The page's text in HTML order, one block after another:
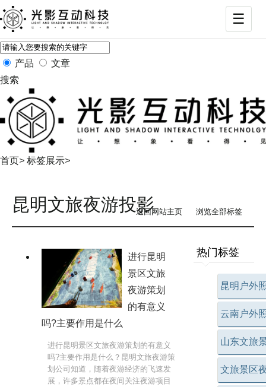
☰
打
产品
文章
搜索
首页> 标签展示>
昆明文旅夜游投影返回网站主页 浏览全部标签
热门标签
昆明户外
云南户外
山东文旅
文旅景区
进行昆明
景区文旅
夜游策划
的有意义
吗?主要作用是什么
进行昆明景区文旅夜游策划的有意义
吗?主要作用是什么？昆明文旅夜游策
划公司知道，随着夜游经济的飞速发
展，许多景点都在夜间关注夜游项目